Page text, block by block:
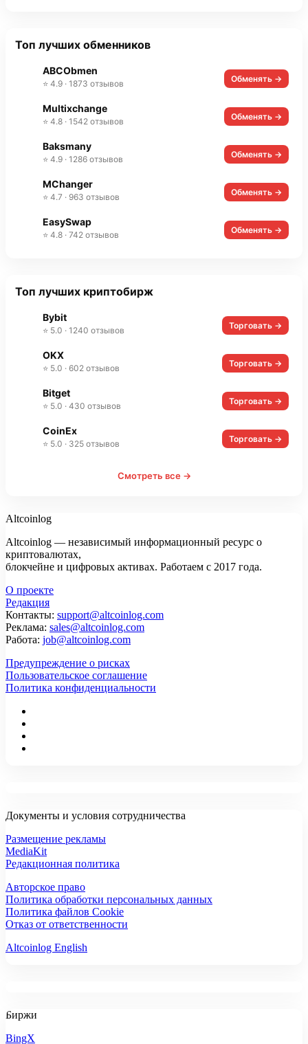
Топ лучших обменников
ABCObmen
⭐ 4.9 · 1873 отзывов Обменять →
Multixchange
⭐ 4.8 · 1542 отзывов Обменять →
Baksmany
⭐ 4.9 · 1286 отзывов Обменять →
MChanger
⭐ 4.7 · 963 отзывов Обменять →
EasySwap
⭐ 4.8 · 742 отзывов Обменять →
Топ лучших криптобирж
Bybit
⭐ 5.0 · 1240 отзывов Торговать →
OKX
⭐ 5.0 · 602 отзывов Торговать →
Bitget
⭐ 5.0 · 430 отзывов Торговать →
CoinEx
⭐ 5.0 · 325 отзывов Торговать →
Смотреть все →
Altcoinlog
Altcoinlog — независимый информационный ресурс о
криптовалютах,
блокчейне и цифровых активах. Работаем с 2017 года.
О проекте
Редакция
Контакты: support@altcoinlog.com
Реклама: sales@altcoinlog.com
Работа: job@altcoinlog.com
Предупреждение о рисках
Пользовательское соглашение
Политика конфиденциальности
Документы и условия сотрудничества
Размещение рекламы
MediaKit
Редакционная политика
Авторское право
Политика обработки персональных данных
Политика файлов Cookie
Отказ от ответственности
Altcoinlog English
Биржи
BingX